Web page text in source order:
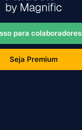
para colaboradores
Seja Premium